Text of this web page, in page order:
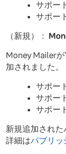
サポー
サポー
（新規）：
Money Mailer
加されました。
サポー
サポー
サポー
新規追加され
詳細はパブリッ